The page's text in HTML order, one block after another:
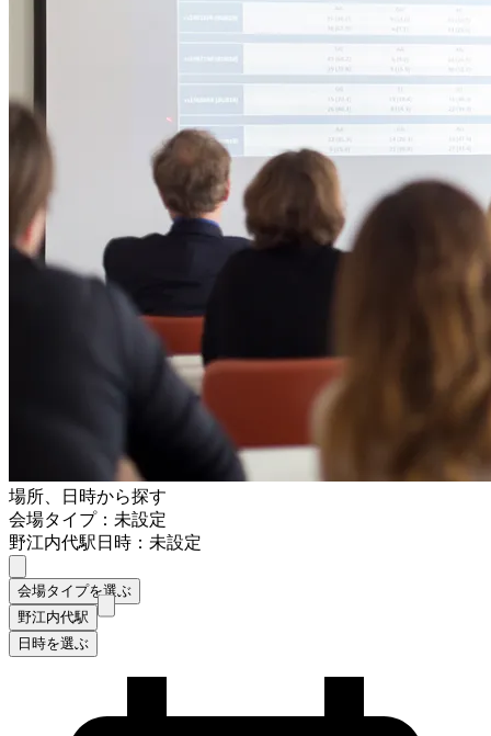
場所、日時から探す
会場タイプ：未設定
野江内代駅日時：未設定
会場タイプを選ぶ
野江内代駅
日時を選ぶ